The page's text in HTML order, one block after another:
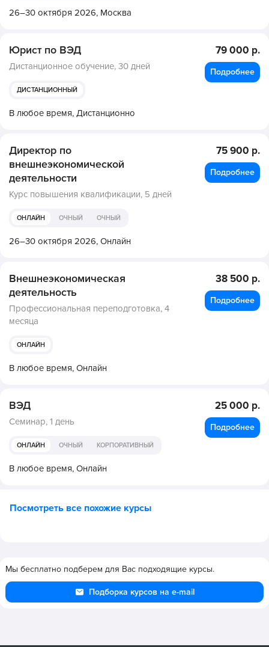
26–30 октября 2026, Москва
Юрист по ВЭД
Дистанционное обучение, 30 дней
ДИСТАНЦИОННЫЙ
В любое время, Дистанционно
79 000 р.
Подробнее
Директор по
внешнеэкономической
деятельности
Курс повышения квалификации, 5 дней
ОНЛАЙН ОЧНЫЙ ОЧНЫЙ
26–30 октября 2026, Онлайн
75 900 р.
Подробнее
Внешнеэкономическая
деятельность
Профессиональная переподготовка, 4
месяца
ОНЛАЙН
В любое время, Онлайн
38 500 р.
Подробнее
ВЭД
Семинар, 1 день
ОНЛАЙН ОЧНЫЙ КОРПОРАТИВНЫЙ
В любое время, Онлайн
25 000 р.
Подробнее
Посмотреть все похожие курсы
Мы бесплатно подберем для Вас подходящие курсы.
Подборка курсов на e-mail